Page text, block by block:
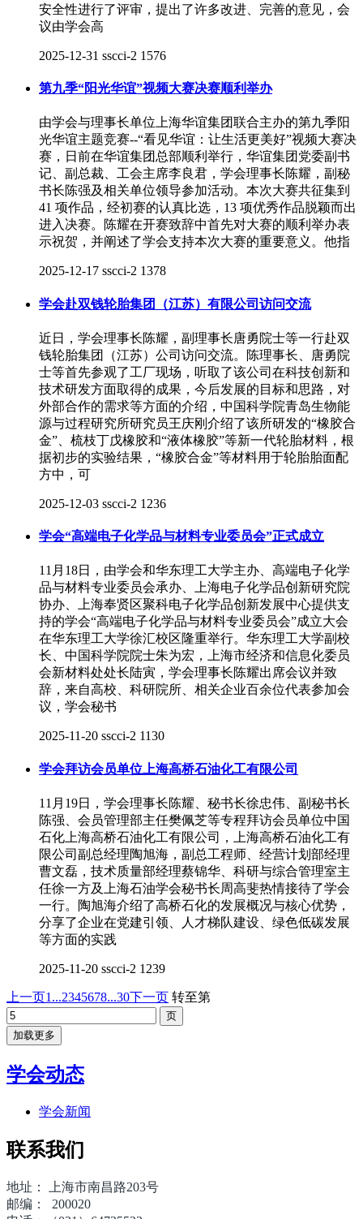
安全性进行了评审，提出了许多改进、完善的意见，会
议由学会高
2025-12-31 sscci-2 1576
第九季“阳光华谊”视频大赛决赛顺利举办
由学会与理事长单位上海华谊集团联合主办的第九季阳
光华谊主题竞赛--“看见华谊：让生活更美好”视频大赛决
赛，日前在华谊集团总部顺利举行，华谊集团党委副书
记、副总裁、工会主席李良君，学会理事长陈耀，副秘
书长陈强及相关单位领导参加活动。本次大赛共征集到
41 项作品，经初赛的认真比选，13 项优秀作品脱颖而出
进入决赛。陈耀在开赛致辞中首先对大赛的顺利举办表
示祝贺，并阐述了学会支持本次大赛的重要意义。他指
2025-12-17 sscci-2 1378
学会赴双钱轮胎集团（江苏）有限公司访问交流
近日，学会理事长陈耀，副理事长唐勇院士等一行赴双
钱轮胎集团（江苏）公司访问交流。陈理事长、唐勇院
士等首先参观了工厂现场，听取了该公司在科技创新和
技术研发方面取得的成果，今后发展的目标和思路，对
外部合作的需求等方面的介绍，中国科学院青岛生物能
源与过程研究所研究员王庆刚介绍了该所研发的“橡胶合
金”、梳枝丁戊橡胶和“液体橡胶”等新一代轮胎材料，根
据初步的实验结果，“橡胶合金”等材料用于轮胎胎面配
方中，可
2025-12-03 sscci-2 1236
学会“高端电子化学品与材料专业委员会”正式成立
11月18日，由学会和华东理工大学主办、高端电子化学
品与材料专业委员会承办、上海电子化学品创新研究院
协办、上海奉贤区聚科电子化学品创新发展中心提供支
持的学会“高端电子化学品与材料专业委员会”成立大会
在华东理工大学徐汇校区隆重举行。华东理工大学副校
长、中国科学院院士朱为宏，上海市经济和信息化委员
会新材料处处长陆寅，学会理事长陈耀出席会议并致
辞，来自高校、科研院所、相关企业百余位代表参加会
议，学会秘书
2025-11-20 sscci-2 1130
学会拜访会员单位上海高桥石油化工有限公司
11月19日，学会理事长陈耀、秘书长徐忠伟、副秘书长
陈强、会员管理部主任樊佩芝等专程拜访会员单位中国
石化上海高桥石油化工有限公司，上海高桥石油化工有
限公司副总经理陶旭海，副总工程师、经营计划部经理
曹文磊，技术质量部经理蔡锦华、科研与综合管理室主
任徐一方及上海石油学会秘书长周高斐热情接待了学会
一行。陶旭海介绍了高桥石化的发展概况与核心优势，
分享了企业在党建引领、人才梯队建设、绿色低碳发展
等方面的实践
2025-11-20 sscci-2 1239
上一页1...2345678...30下一页 转至第
加载更多
学会动态
学会新闻
联系我们
地址： 上海市南昌路203号
邮编： 200020